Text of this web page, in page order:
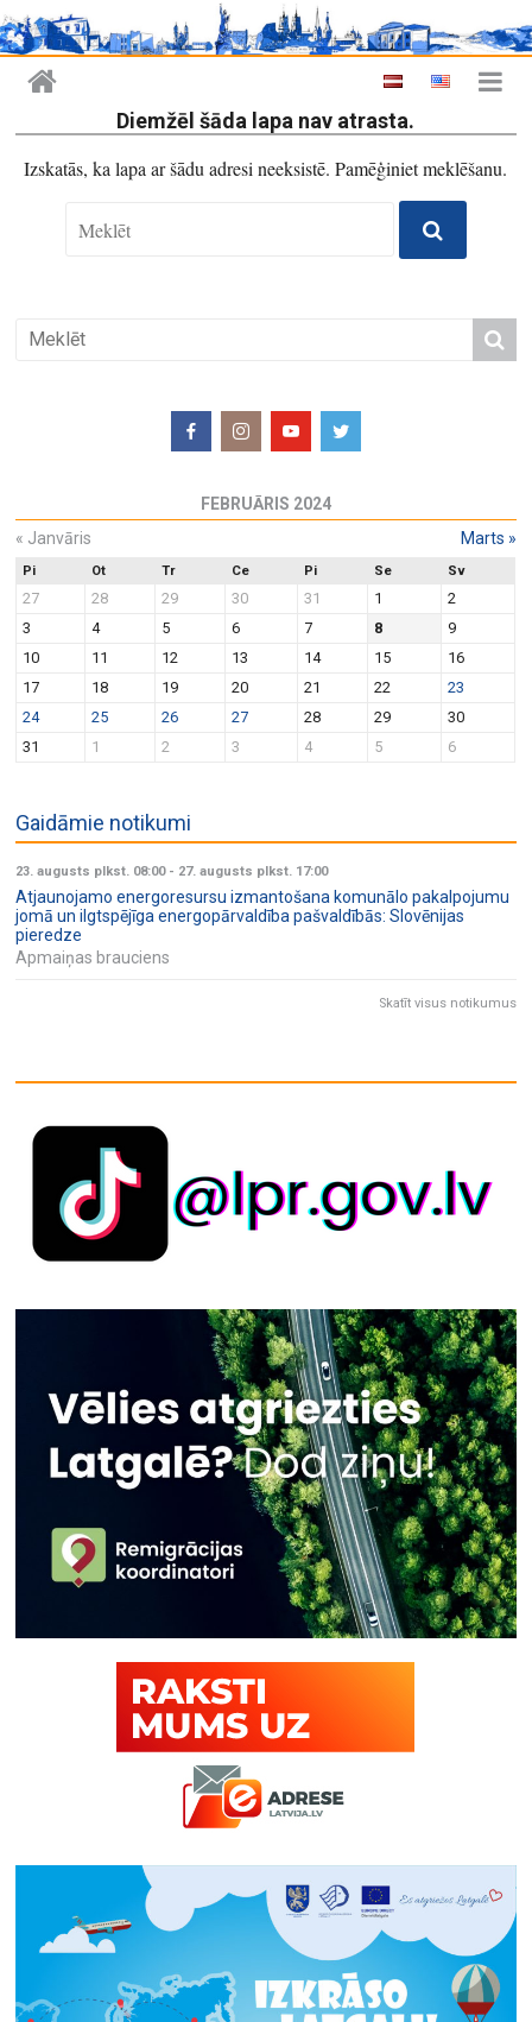
Diemžēl šāda lapa nav atrasta.
Izskatās, ka lapa ar šādu adresi neeksistē. Pamēģiniet meklēšanu.
FEBRUĀRIS 2024
« Janvāris Marts »
Pi Ot Tr Ce Pi Se Sv
27 28 29 30 31 1
2
3
4 5 6 7 8
9
10
11 12 13 14 15
16
17
18 19 20 21 22
23
24
25 26 27 28 29
30
31
1 2 3 4 5 6
Gaidāmie notikumi
23. augusts plkst. 08:00- 27. augusts plkst. 17:00
Atjaunojamo energoresursu izmantošana komunālo pakalpojumu
jomā un ilgtspējīga energopārvaldība pašvaldībās: Slovēnijas
pieredze
Apmaiņas brauciens
Skatīt visus notikumus